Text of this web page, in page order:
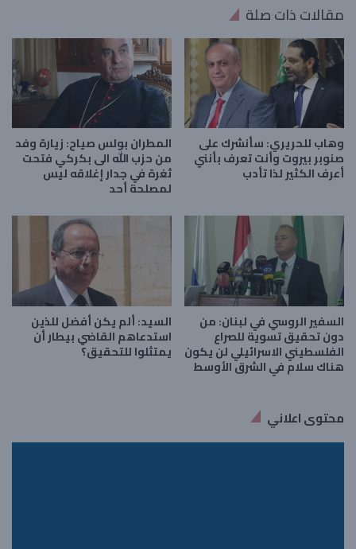
مقالات ذات صلة
وهاب للحريري: سأنشرك على
صنوبر بيروت وأنت تعرف بأنني
أعرف الكثير لذا تأدب
المطران بولس صياح: زيارة وفد
من حزب الله الى بكركي فتحت
ثغرة في جدار إغلاقه ليس
لمصلحة أحد
السفير الروسي في لبنان: من
دون تحقيق تسوية للصراع
الفلسطيني الاسرائيلي لن يكون
هناك سلام في الشرق الأوسط
السيد: ألم يكن أفضل للذين
استدعاهم القاضي بيطار أن
يمتثلوا للتحقيق؟
محتوى اعلاني